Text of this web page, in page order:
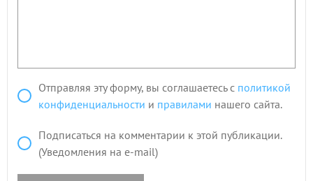
Отправляя эту форму, вы соглашаетесь с политикой
конфиденциальности и правилами нашего сайта.
Подписаться на комментарии к этой публикации.
(Уведомления на e-mail)